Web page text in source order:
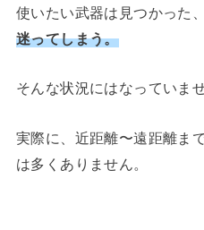
使いたい武器は見つかった
迷ってしまう。
そんな状況にはなっていま
実際に、近距離〜遠距離ま
は多くありません。